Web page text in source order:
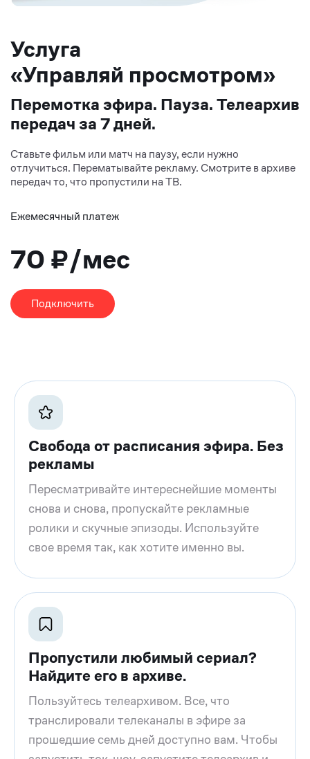
Услуга
«Управляй просмотром»
Перемотка эфира. Пауза. Телеархив
передач за 7 дней.
Ставьте фильм или матч на паузу, если нужно
отлучиться. Перематывайте рекламу. Смотрите в архиве
передач то, что пропустили на ТВ.
Ежемесячный платеж
70 ₽/мес
Подключить
Свобода от расписания эфира. Без
рекламы
Пересматривайте интереснейшие моменты
снова и снова, пропускайте рекламные
ролики и скучные эпизоды. Используйте
свое время так, как хотите именно вы.
Пропустили любимый сериал?
Найдите его в архиве.
Пользуйтесь телеархивом. Все, что
транслировали телеканалы в эфире за
прошедшие семь дней доступно вам. Чтобы